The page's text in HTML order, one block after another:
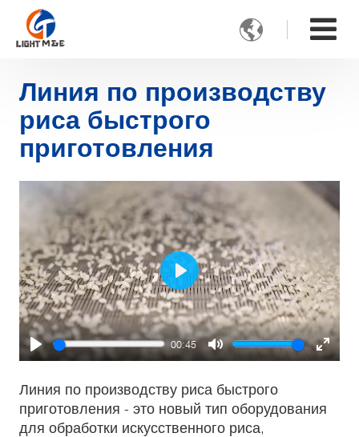

Линия по производству
риса быстрого
приготовления
Play
00:45
Mute
Enter
Play
Линия по производству риса быстрого
приготовления - это новый тип оборудования
для обработки искусственного риса,